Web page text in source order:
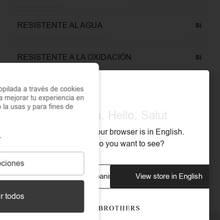
RESISTENTE AL AGUA Sí
RESISTENTE A LA OXIDACIÓN Sí
RESISTENTE AL SUDOR
Cierre de mosquetón
Descripción
a través de cookies
mejorar tu experiencia en
usas y para fines de
todos
Olá, Hola, Hello, Salut
We noticed that your browser is in English.
What store do you want to see?
View store in Spanish View store in English